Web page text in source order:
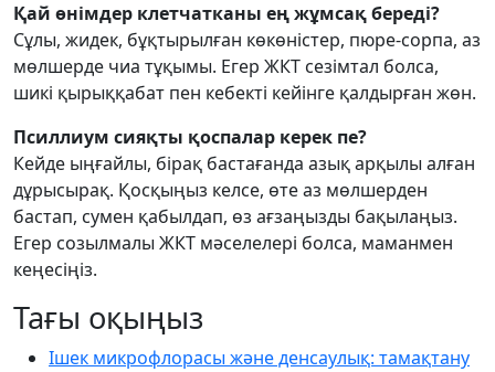
Қай өнімдер клетчатканы ең жұмсақ береді?
Сұлы, жидек, бұқтырылған көкөністер, пюре-сорпа, аз
мөлшерде чиа тұқымы. Егер ЖКТ сезімтал болса,
шикі қырыққабат пен кебекті кейінге қалдырған жөн.
Псиллиум сияқты қоспалар керек пе?
Кейде ыңғайлы, бірақ бастағанда азық арқылы алған
дұрысырақ. Қосқыңыз келсе, өте аз мөлшерден
бастап, сумен қабылдап, өз ағзаңызды бақылаңыз.
Егер созылмалы ЖКТ мәселелері болса, маманмен
кеңесіңіз.
Тағы оқыңыз
Ішек микрофлорасы және денсаулық: тамақтану